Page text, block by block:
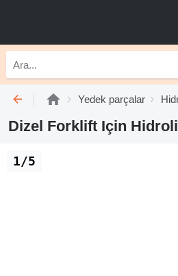
Yedek parçalar
Dizel Forklift Için
1/5